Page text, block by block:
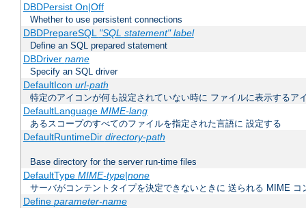
DBDPersist On|Off
Whether to use persistent connections
DBDPrepareSQL "SQL statement" label
Define an SQL prepared statement
DBDriver name
Specify an SQL driver
DefaultIcon url-path
特定のアイコンが何も設定されていない時に ファイルに表示するア
DefaultLanguage MIME-lang
あるスコープのすべてのファイルを指定された言語に 設定する
DefaultRuntimeDir directory-path
Base directory for the server run-time files
DefaultType MIME-type|none
サーバがコンテントタイプを決定できないときに 送られる MIME コ
Define parameter-name